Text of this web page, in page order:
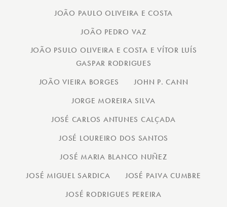
JOÃO PAULO OLIVEIRA E COSTA
JOÃO PEDRO VAZ
JOÃO PSULO OLIVEIRA E COSTA E VÍTOR LUÍS
GASPAR RODRIGUES
JOÃO VIEIRA BORGES
JOHN P. CANN
JORGE MOREIRA SILVA
JOSÉ CARLOS ANTUNES CALÇADA
JOSÉ LOUREIRO DOS SANTOS
JOSÉ MARIA BLANCO NUÑEZ
JOSÉ MIGUEL SARDICA
JOSÉ PAIVA CUMBRE
JOSÉ RODRIGUES PEREIRA